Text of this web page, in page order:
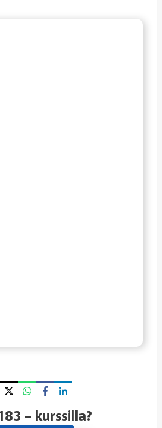
– kurssilla?